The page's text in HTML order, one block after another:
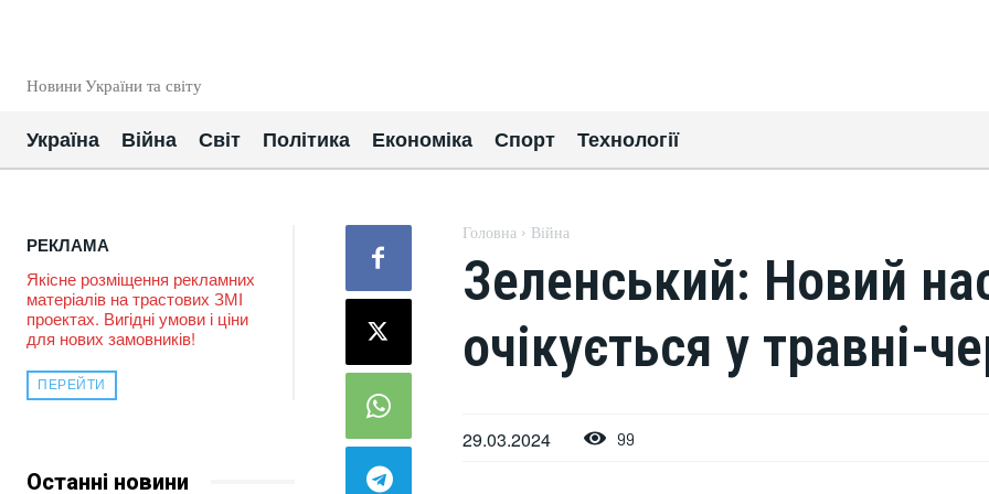
Новини України та світу
Україна Війна Світ Політика Економіка Спорт Технології
РЕКЛАМА
Якісне розміщення рекламних
матеріалів на трастових ЗМІ
проектах. Вигідні умови і ціни
для нових замовників!
ПЕРЕЙТИ
Останні новини
Головна Війна
Зеленський: Новий
очікується у травні-
29.03.2024 99